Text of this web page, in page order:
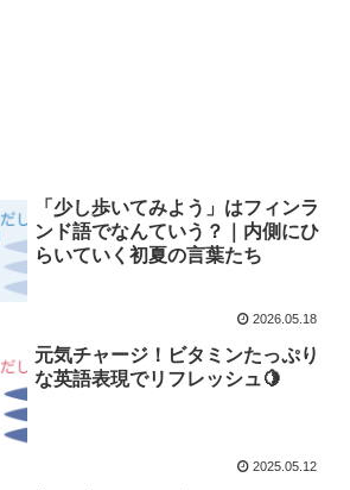
「少し歩いてみよう」はフィンラ
ンド語でなんていう？｜内側にひ
らいていく初夏の言葉たち
2026.05.18
元気チャージ！ビタミンたっぷり
な英語表現でリフレッシュ🍋
2025.05.12